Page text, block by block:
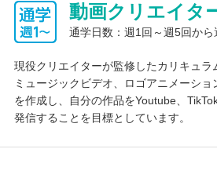
す。校舎は平日毎日9:30～17:00まで開
放しています。学習アプリの「スタディ
直し講座も実施しており、中学校の内容
じっくり学力を向上させる環境が整って
大学進学サポート
学習計画・進捗管理 進路メンター 指定校推薦
動画クリエイタ
通学日数：週1回～週5回から
現役クリエイターが監修したカリキュラ
ミュージックビデオ、ロゴアニメーシ
を作成し、自分の作品をYoutube、
発信することを目標としています。